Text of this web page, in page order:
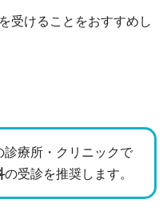
受けることをおすすめし
診療所・クリニックで
の受診を推奨します。